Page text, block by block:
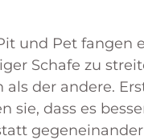
und Pet fangen
Schafe zu
als der andere.
sie, dass es